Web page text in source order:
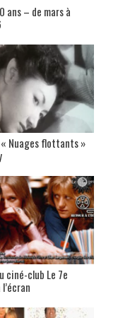
ans – de mars à
Nuages flottants »
ciné-club Le 7e